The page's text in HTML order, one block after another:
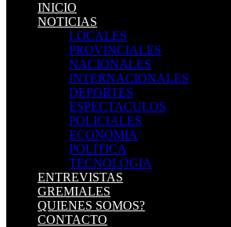
INICIO
NOTICIAS
LOCALES
PROVINCIALES
NACIONALES
INTERNACIONALES
DEPORTES
ESPECTACULOS
POLICIALES
ECONOMIA
POLITICA
TECNOLOGIA
ENTREVISTAS
GREMIALES
QUIENES SOMOS?
CONTACTO